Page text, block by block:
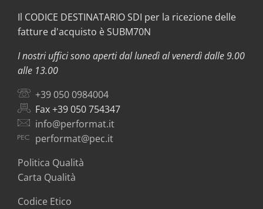
Il CODICE DESTINATARIO SDI per la ricezione delle
fatture d'acquisto è SUBM70N
I nostri uffici sono aperti dal lunedì al venerdì dalle 9.00
alle 13.00
+39 050 0984004
Fax +39 050 754347
info@performat.it
performat@pec.it
Politica Qualità
Carta Qualità
Codice Etico